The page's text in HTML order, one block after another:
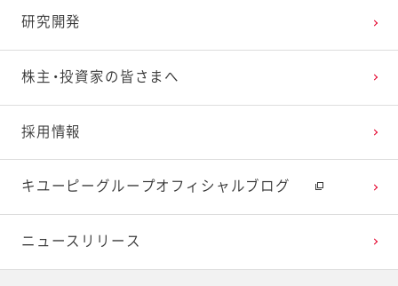
研究開発
株主・投資家の皆さまへ
採用情報
キユーピーグループオフィシャルブログ
ニュースリリース